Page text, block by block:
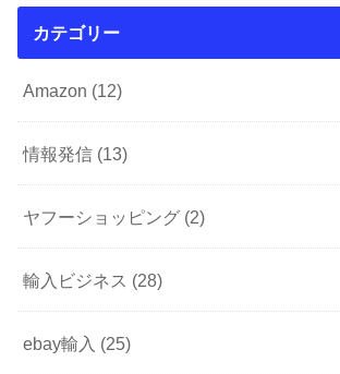
カテゴリー
Amazon (12)
情報発信 (13)
ヤフーショッピング (2)
輸入ビジネス (28)
ebay輸入 (25)